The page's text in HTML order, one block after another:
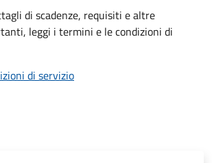
di scadenze, requisiti e altre
leggi i termini e le condizioni di
di servizio